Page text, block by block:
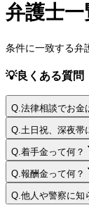
弁護士一
条件に一致する弁
💡良くある質問
Q.法律相談でお金
A.
法律相談料は弁
Q.土日祝、深夜帯
A.
日程や時間は弁
Q.着手金って何？
A.
弁護士に事件を
Q.報酬金って何？
A.
Q.他人や警察に知